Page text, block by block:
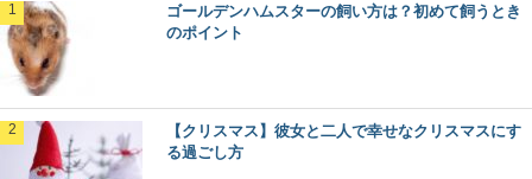
ゴールデンハムスターの飼い方は？初めて飼うとき
のポイント
【クリスマス】彼女と二人で幸せなクリスマスにす
る過ごし方